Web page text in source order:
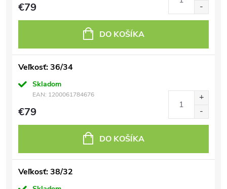
€79
DO KOŠÍKA
Veľkosť: 36/34
Skladom
EAN: 1200061784676
€79
DO KOŠÍKA
Veľkosť: 38/32